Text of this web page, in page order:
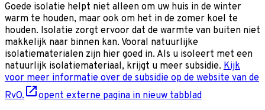
Goede isolatie helpt niet alleen om uw huis in de winter
warm te houden, maar ook om het in de zomer koel te
houden. Isolatie zorgt ervoor dat de warmte van buiten niet
makkelijk naar binnen kan. Vooral natuurlijke
isolatiematerialen zijn hier goed in. Als u isoleert met een
natuurlijk isolatiemateriaal, krijgt u meer subsidie. Kijk
voor meer informatie over de subsidie op de website van de
RvO.
opent externe pagina in nieuw tabblad